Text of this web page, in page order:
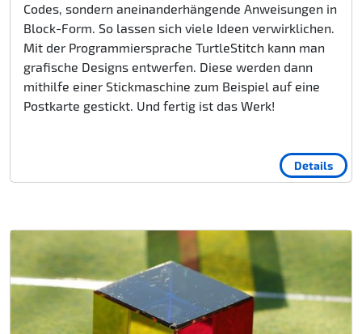
Codes, sondern aneinanderhängende Anweisungen in
Block-Form. So lassen sich viele Ideen verwirklichen.
Mit der Programmiersprache TurtleStitch kann man
grafische Designs entwerfen. Diese werden dann
mithilfe einer Stickmaschine zum Beispiel auf eine
Postkarte gestickt. Und fertig ist das Werk!
Details